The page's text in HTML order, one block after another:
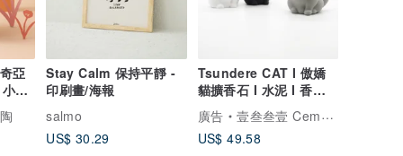
亞
屋
Stay Calm 保持平靜 -
印刷畫/海報
salmo
US$ 30.29
Tsundere CAT I 傲嬌
貓擴香石 I 水泥 I 香氛 I
禮物 I 附5mi精油
廣告
壹叁叁壹 Cementer No.1331
US$ 49.58